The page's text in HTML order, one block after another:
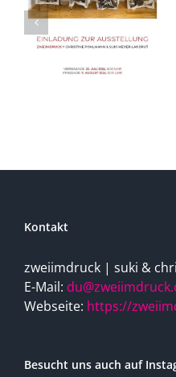
Kontakt
zweiimdruck | suki &
E-Mail:
Webseite: https://
Besucht uns auch auf